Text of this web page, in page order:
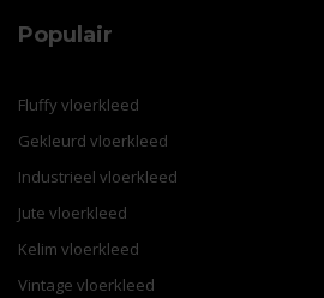
Populair
Fluffy vloerkleed
Gekleurd vloerkleed
Industrieel vloerkleed
Jute vloerkleed
Kelim vloerkleed
Vintage vloerkleed